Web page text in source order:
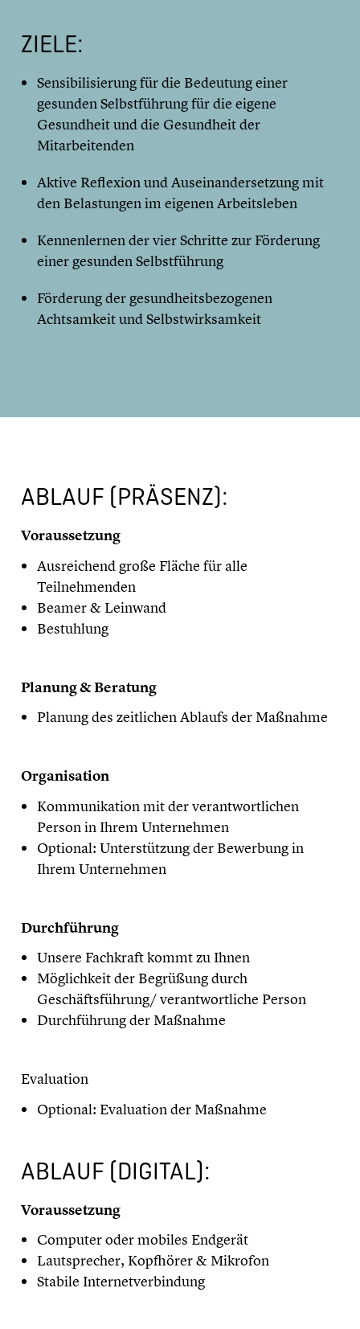
ZIELE:
Sensibilisierung für die Bedeutung einer
gesunden Selbstführung für die eigene
Gesundheit und die Gesundheit der
Mitarbeitenden
Aktive Reflexion und Auseinandersetzung mit
den Belastungen im eigenen Arbeitsleben
Kennenlernen der vier Schritte zur Förderung
einer gesunden Selbstführung
Förderung der gesundheitsbezogenen
Achtsamkeit und Selbstwirksamkeit
ABLAUF (PRÄSENZ):
Voraussetzung
Ausreichend große Fläche für alle
Teilnehmenden
Beamer & Leinwand
Bestuhlung
Planung & Beratung
Planung des zeitlichen Ablaufs der Maßnahme
Organisation
Kommunikation mit der verantwortlichen
Person in Ihrem Unternehmen
Optional: Unterstützung der Bewerbung in
Ihrem Unternehmen
Durchführung
Unsere Fachkraft kommt zu Ihnen
Möglichkeit der Begrüßung durch
Geschäftsführung/ verantwortliche Person
Durchführung der Maßnahme
Evaluation
Optional: Evaluation der Maßnahme
ABLAUF (DIGITAL):
Voraussetzung
Computer oder mobiles Endgerät
Lautsprecher, Kopfhörer & Mikrofon
Stabile Internetverbindung